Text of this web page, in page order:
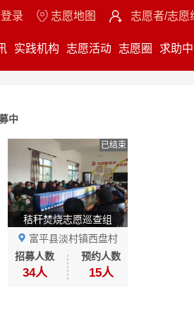
登录 志愿地图 志愿者/志愿
实践机构 志愿活动 志愿圈 求助
中
已结束
秸秆焚烧志愿巡查组
富平县淡村镇西盘村
招募人数
34人
预约人数
15人